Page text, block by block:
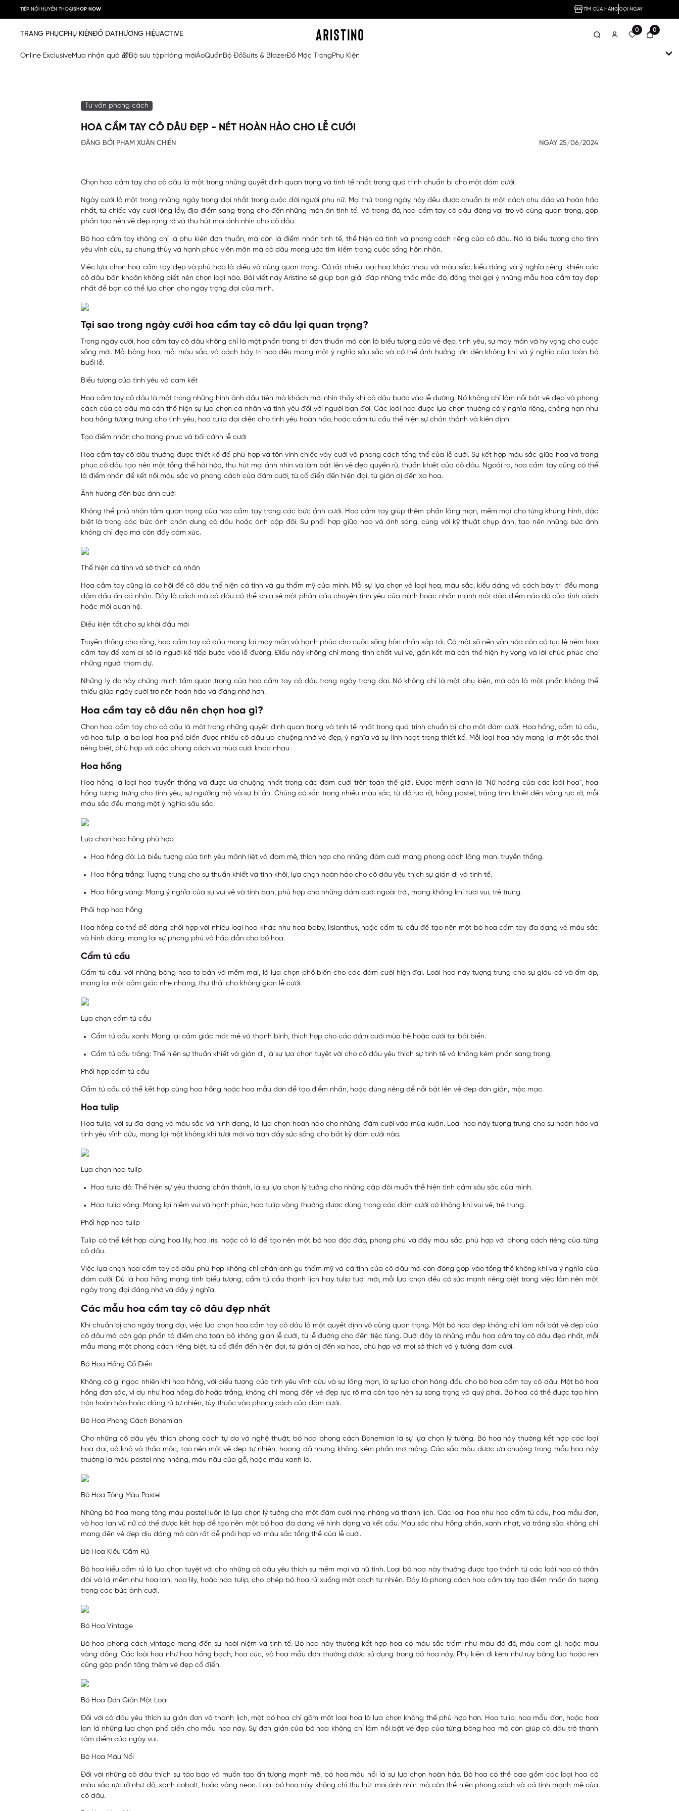
TIẾP NỐI HUYỀN THOẠISHOP NOW TÌM CỬA HÀNGGỌI NGAY
0 0
TRANG PHỤCPHỤ KIỆNĐỒ DATHƯƠNG HIỆUACTIVE
Online ExclusiveMua nhận quà 🎁Bộ sưu tậpHàng mớiÁoQuầnBộ ĐồSuits & BlazerĐồ Mặc TrongPhụ Kiện
Tư vấn phong cách
HOA CẦM TAY CÔ DÂU ĐẸP - NÉT HOÀN HẢO CHO LỄ CƯỚI
ĐĂNG BỞI PHẠM XUÂN CHIẾN NGÀY 25/06/2024
Chọn hoa cầm tay cho cô dâu là một trong những quyết định quan trọng và tinh tế nhất trong quá trình chuẩn bị cho một đám cưới.
Ngày cưới là một trong những ngày trọng đại nhất trong cuộc đời người phụ nữ. Mọi thứ trong ngày này đều được chuẩn bị một cách chu đáo và hoàn hảo
nhất, từ chiếc váy cưới lộng lẫy, địa điểm sang trọng cho đến những món ăn tinh tế. Và trong đó, hoa cầm tay cô dâu đóng vai trò vô cùng quan trọng, góp
phần tạo nên vẻ đẹp rạng rỡ và thu hút mọi ánh nhìn cho cô dâu.
Bó hoa cầm tay không chỉ là phụ kiện đơn thuần, mà còn là điểm nhấn tinh tế, thể hiện cá tính và phong cách riêng của cô dâu. Nó là biểu tượng cho tình
yêu vĩnh cửu, sự chung thủy và hạnh phúc viên mãn mà cô dâu mong ước tìm kiếm trong cuộc sống hôn nhân.
Việc lựa chọn hoa cầm tay đẹp và phù hợp là điều vô cùng quan trọng. Có rất nhiều loại hoa khác nhau với màu sắc, kiểu dáng và ý nghĩa riêng, khiến các
cô dâu băn khoăn không biết nên chọn loại nào. Bài viết nàyAristino sẽ giúp bạn giải đáp những thắc mắc đó, đồng thời gợi ý những mẫu hoa cầm tay đẹp
nhất để bạn có thể lựa chọn cho ngày trọng đại của mình.
Tại sao trong ngày cưới hoa cầm tay cô dâu lại quan trọng?
Trong ngày cưới, hoa cầm tay cô dâu không chỉ là một phần trang trí đơn thuần mà còn là biểu tượng của vẻ đẹp, tình yêu, sự may mắn và hy vọng cho cuộc
sống mới. Mỗi bông hoa, mỗi màu sắc, và cách bày trí hoa đều mang một ý nghĩa sâu sắc và có thể ảnh hưởng lớn đến không khí và ý nghĩa của toàn bộ
buổi lễ.
Biểu tượng của tình yêu và cam kết
Hoa cầm tay cô dâu là một trong những hình ảnh đầu tiên mà khách mời nhìn thấy khi cô dâu bước vào lễ đường. Nó không chỉ làm nổi bật vẻ đẹp và phong
cách của cô dâu mà còn thể hiện sự lựa chọn cá nhân và tình yêu đối với người bạn đời. Các loài hoa được lựa chọn thường có ý nghĩa riêng, chẳng hạn như
hoa hồng tượng trưng cho tình yêu, hoa tulip đại diện cho tình yêu hoàn hảo, hoặc cẩm tú cầu thể hiện sự chân thành và kiên định.
Tạo điểm nhấn cho trang phục và bối cảnh lễ cưới
Hoa cầm tay cô dâu thường được thiết kế để phù hợp và tôn vinh chiếc váy cưới và phong cách tổng thể của lễ cưới. Sự kết hợp màu sắc giữa hoa và trang
phục cô dâu tạo nên một tổng thể hài hòa, thu hút mọi ánh nhìn và làm bật lên vẻ đẹp quyến rũ, thuần khiết của cô dâu. Ngoài ra, hoa cầm tay cũng có thể
là điểm nhấn để kết nối màu sắc và phong cách của đám cưới, từ cổ điển đến hiện đại, từ giản dị đến xa hoa.
Ảnh hưởng đến bức ảnh cưới
Không thể phủ nhận tầm quan trọng của hoa cầm tay trong các bức ảnh cưới. Hoa cầm tay giúp thêm phần lãng mạn, mềm mại cho từng khung hình, đặc
biệt là trong các bức ảnh chân dung cô dâu hoặc ảnh cặp đôi. Sự phối hợp giữa hoa và ánh sáng, cùng với kỹ thuật chụp ảnh, tạo nên những bức ảnh
không chỉ đẹp mà còn đầy cảm xúc.
Thể hiện cá tính và sở thích cá nhân
Hoa cầm tay cũng là cơ hội để cô dâu thể hiện cá tính và gu thẩm mỹ của mình. Mỗi sự lựa chọn về loại hoa, màu sắc, kiểu dáng và cách bày trí đều mang
đậm dấu ấn cá nhân. Đây là cách mà cô dâu có thể chia sẻ một phần câu chuyện tình yêu của mình hoặc nhấn mạnh một đặc điểm nào đó của tính cách
hoặc mối quan hệ.
Điều kiện tốt cho sự khởi đầu mới
Truyền thống cho rằng, hoa cầm tay cô dâu mang lại may mắn và hạnh phúc cho cuộc sống hôn nhân sắp tới. Có một số nền văn hóa còn có tục lệ ném hoa
cầm tay để xem ai sẽ là người kế tiếp bước vào lễ đường. Điều này không chỉ mang tính chất vui vẻ, gắn kết mà còn thể hiện hy vọng và lời chúc phúc cho
những người tham dự.
Những lý do này chứng minh tầm quan trọng của hoa cầm tay cô dâu trong ngày trọng đại. Nó không chỉ là một phụ kiện, mà còn là một phần không thể
thiếu giúp ngày cưới trở nên hoàn hảo và đáng nhớ hơn.
Hoa cầm tay cô dâu nên chọn hoa gì?
Chọn hoa cầm tay cho cô dâu là một trong những quyết định quan trọng và tinh tế nhất trong quá trình chuẩn bị cho một đám cưới. Hoa hồng, cẩm tú cầu,
và hoa tulip là ba loại hoa phổ biến được nhiều cô dâu ưa chuộng nhờ vẻ đẹp, ý nghĩa và sự linh hoạt trong thiết kế. Mỗi loại hoa này mang lại một sắc thái
riêng biệt, phù hợp với các phong cách và mùa cưới khác nhau.
Hoa hồng
Hoa hồng là loại hoa truyền thống và được ưa chuộng nhất trong các đám cưới trên toàn thế giới. Được mệnh danh là "Nữ hoàng của các loài hoa", hoa
hồng tượng trưng cho tình yêu, sự ngưỡng mộ và sự bí ẩn. Chúng có sẵn trong nhiều màu sắc, từ đỏ rực rỡ, hồng pastel, trắng tinh khiết đến vàng rực rỡ, mỗi
màu sắc đều mang một ý nghĩa sâu sắc.
Lựa chọn hoa hồng phù hợp
Hoa hồng đỏ: Là biểu tượng của tình yêu mãnh liệt và đam mê, thích hợp cho những đám cưới mang phong cách lãng mạn, truyền thống.
Hoa hồng trắng: Tượng trưng cho sự thuần khiết và tinh khôi, lựa chọn hoàn hảo cho cô dâu yêu thích sự giản dị và tinh tế.
Hoa hồng vàng: Mang ý nghĩa của sự vui vẻ và tình bạn, phù hợp cho những đám cưới ngoài trời, mang không khí tươi vui, trẻ trung.
Phối hợp hoa hồng
Hoa hồng có thể dễ dàng phối hợp với nhiều loại hoa khác như hoa baby, lisianthus, hoặc cẩm tú cầu để tạo nên một bó hoa cầm tay đa dạng về màu sắc
và hình dáng, mang lại sự phong phú và hấp dẫn cho bó hoa.
Cẩm tú cầu
Cẩm tú cầu, với những bông hoa to bản và mềm mại, là lựa chọn phổ biến cho các đám cưới hiện đại. Loài hoa này tượng trưng cho sự giàu có và ấm áp,
mang lại một cảm giác nhẹ nhàng, thư thái cho không gian lễ cưới.
Lựa chọn cẩm tú cầu
Cẩm tú cầu xanh: Mang lại cảm giác mát mẻ và thanh bình, thích hợp cho các đám cưới mùa hè hoặc cưới tại bãi biển.
Cẩm tú cầu trắng: Thể hiện sự thuần khiết và giản dị, là sự lựa chọn tuyệt vời cho cô dâu yêu thích sự tinh tế và không kém phần sang trọng.
Phối hợp cẩm tú cầu
Cẩm tú cầu có thể kết hợp cùng hoa hồng hoặc hoa mẫu đơn để tạo điểm nhấn, hoặc dùng riêng để nổi bật lên vẻ đẹp đơn giản, mộc mạc.
Hoa tulip
Hoa tulip, với sự đa dạng về màu sắc và hình dạng, là lựa chọn hoàn hảo cho những đám cưới vào mùa xuân. Loài hoa này tượng trưng cho sự hoàn hảo và
tình yêu vĩnh cửu, mang lại một không khí tươi mới và tràn đầy sức sống cho bất kỳ đám cưới nào.
Lựa chọn hoa tulip
Hoa tulip đỏ: Thể hiện sự yêu thương chân thành, là sự lựa chọn lý tưởng cho những cặp đôi muốn thể hiện tình cảm sâu sắc của mình.
Hoa tulip vàng: Mang lại niềm vui và hạnh phúc, hoa tulip vàng thường được dùng trong các đám cưới có không khí vui vẻ, trẻ trung.
Phối hợp hoa tulip
Tulip có thể kết hợp cùng hoa lily, hoa iris, hoặc cỏ lá để tạo nên một bó hoa độc đáo, phong phú và đầy màu sắc, phù hợp với phong cách riêng của từng
cô dâu.
Việc lựa chọn hoa cầm tay cô dâu phù hợp không chỉ phản ánh gu thẩm mỹ và cá tính của cô dâu mà còn đóng góp vào tổng thể không khí và ý nghĩa của
đám cưới. Dù là hoa hồng mang tính biểu tượng, cẩm tú cầu thanh lịch hay tulip tươi mới, mỗi lựa chọn đều có sức mạnh riêng biệt trong việc làm nên một
ngày trọng đại đáng nhớ và đầy ý nghĩa.
Các mẫu hoa cầm tay cô dâu đẹp nhất
Khi chuẩn bị cho ngày trọng đại, việc lựa chọn hoa cầm tay cô dâu là một quyết định vô cùng quan trọng. Một bó hoa đẹp không chỉ làm nổi bật vẻ đẹp của
cô dâu mà còn góp phần tô điểm cho toàn bộ không gian lễ cưới, từ lễ đường cho đến tiệc tùng. Dưới đây là những mẫu hoa cầm tay cô dâu đẹp nhất, mỗi
mẫu mang một phong cách riêng biệt, từ cổ điển đến hiện đại, từ giản dị đến xa hoa, phù hợp với mọi sở thích và ý tưởng đám cưới.
Bó Hoa Hồng Cổ Điển
Không có gì ngạc nhiên khi hoa hồng, với biểu tượng của tình yêu vĩnh cửu và sự lãng mạn, là sự lựa chọn hàng đầu cho bó hoa cầm tay cô dâu. Một bó hoa
hồng đơn sắc, ví dụ như hoa hồng đỏ hoặc trắng, không chỉ mang đến vẻ đẹp rực rỡ mà còn tạo nên sự sang trọng và quý phái. Bó hoa có thể được tạo hình
tròn hoàn hảo hoặc dáng rủ tự nhiên, tùy thuộc vào phong cách của đám cưới.
Bó Hoa Phong Cách Bohemian
Cho những cô dâu yêu thích phong cách tự do và nghệ thuật, bó hoa phong cách Bohemian là sự lựa chọn lý tưởng. Bó hoa này thường kết hợp các loại
hoa dại, cỏ khô và thảo mộc, tạo nên một vẻ đẹp tự nhiên, hoang dã nhưng không kém phần mơ mộng. Các sắc màu được ưa chuộng trong mẫu hoa này
thường là màu pastel nhẹ nhàng, màu nâu của gỗ, hoặc màu xanh lá.
Bó Hoa Tông Màu Pastel
Những bó hoa mang tông màu pastel luôn là lựa chọn lý tưởng cho một đám cưới nhẹ nhàng và thanh lịch. Các loại hoa như hoa cẩm tú cầu, hoa mẫu đơn,
và hoa lan vũ nữ có thể được kết hợp để tạo nên một bó hoa đa dạng về hình dạng và kết cấu. Màu sắc như hồng phấn, xanh nhạt, và trắng sữa không chỉ
mang đến vẻ đẹp dịu dàng mà còn rất dễ phối hợp với màu sắc tổng thể của lễ cưới.
Bó Hoa Kiểu Cầm Rủ
Bó hoa kiểu cầm rủ là lựa chọn tuyệt vời cho những cô dâu yêu thích sự mềm mại và nữ tính. Loại bó hoa này thường được tạo thành từ các loài hoa có thân
dài và lá mềm như hoa lan, hoa lily, hoặc hoa tulip, cho phép bó hoa rủ xuống một cách tự nhiên. Đây là phong cách hoa cầm tay tạo điểm nhấn ấn tượng
trong các bức ảnh cưới.
Bó Hoa Vintage
Bó hoa phong cách vintage mang đến sự hoài niệm và tinh tế. Bó hoa này thường kết hợp hoa có màu sắc trầm như màu đỏ đô, màu cam gỉ, hoặc màu
vàng đồng. Các loài hoa như hoa hồng bạch, hoa cúc, và hoa mẫu đơn thường được sử dụng trong bó hoa này. Phụ kiện đi kèm như ruy băng lụa hoặc ren
cũng góp phần tăng thêm vẻ đẹp cổ điển.
Bó Hoa Đơn Giản Một Loại
Đối với cô dâu yêu thích sự giản đơn và thanh lịch, một bó hoa chỉ gồm một loại hoa là lựa chọn không thể phù hợp hơn. Hoa tulip, hoa mẫu đơn, hoặc hoa
lan là những lựa chọn phổ biến cho mẫu hoa này. Sự đơn giản của bó hoa không chỉ làm nổi bật vẻ đẹp của từng bông hoa mà còn giúp cô dâu trở thành
tâm điểm của ngày vui.
Bó Hoa Màu Nổi
Đối với những cô dâu thích sự táo bạo và muốn tạo ấn tượng mạnh mẽ, bó hoa màu nổi là sự lựa chọn hoàn hảo. Bó hoa có thể bao gồm các loại hoa có
màu sắc rực rỡ như đỏ, xanh cobalt, hoặc vàng neon. Loại bó hoa này không chỉ thu hút mọi ánh nhìn mà còn thể hiện phong cách và cá tính mạnh mẽ của
cô dâu.